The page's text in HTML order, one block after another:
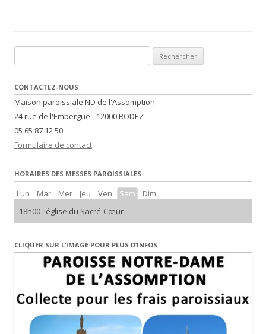
CONTACTEZ-NOUS
Maison paroissiale ND de l'Assomption
24 rue de l'Embergue - 12000 RODEZ
05 65 87 12 50
Formulaire de contact
HORAIRES DES MESSES PAROISSIALES
Lun Mar Mer Jeu Ven Sam
Dim
18h00 : église du Sacré-Cœur
CLIQUER SUR L’IMAGE POUR PLUS D’INFOS